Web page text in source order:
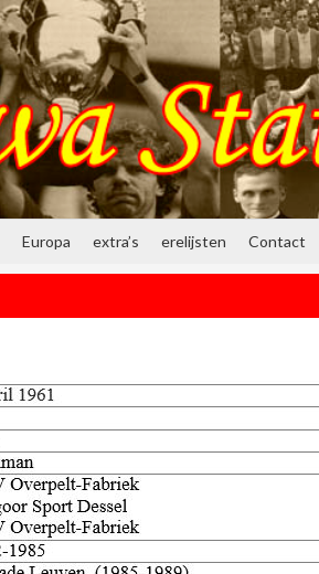
Europa extra’s erelijsten Contact